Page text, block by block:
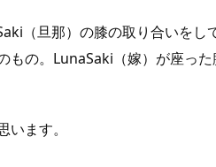
（旦那）の膝の取り合いをし
もの。LunaSaki（嫁）が座った
ます。